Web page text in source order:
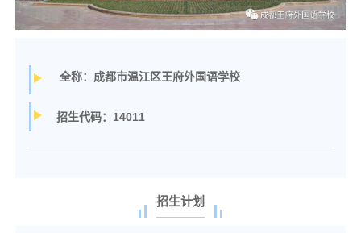
全称：成都市温江区王府外国语学校
招生代码： 14011
招生计划